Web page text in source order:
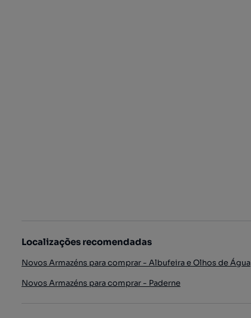
Localizações recomendadas
Novos Armazéns para comprar - Albufeira e Olhos de Água
Novos Armazéns para comprar - Paderne